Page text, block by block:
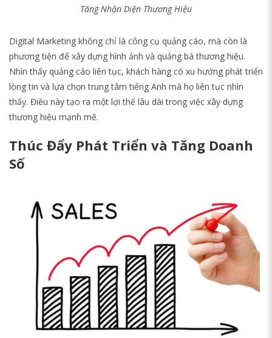
Tăng Nhận Diện Thương Hiệu
Digital Marketing không chỉ là công cụ quảng cáo, mà còn là
phương tiện để xây dựng hình ảnh và quảng bá thương hiệu.
Nhìn thấy quảng cáo liên tục, khách hàng có xu hướng phát triển
lòng tin và lựa chọn trung tâm tiếng Anh mà họ liên tục nhìn
thấy. Điều này tạo ra một lợi thế lâu dài trong việc xây dựng
thương hiệu mạnh mẽ.
Thúc Đẩy Phát Triển và Tăng Doanh
Số